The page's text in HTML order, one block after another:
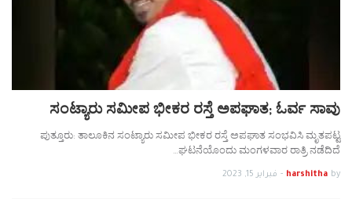
ಸಂಟ್ಯಾರು ಸಮೀಪ ಭೀಕರ ರಸ್ತೆ ಅಪಘಾತ; ಓರ್ವ ಸಾವು
ಪುತ್ತೂರು: ತಾಲೂಕಿನ ಸಂಟ್ಯಾರು ಸಮೀಪ ಭೀಕರ ರಸ್ತೆ ಅಪಘಾತ ಸಂಭವಿಸಿ ಮೃತಪಟ್ಟ
ಘಟನೆಯೊಂದು ಮಂಗಳವಾರ ರಾತ್ರಿ ನಡೆದಿದೆ…
by
harshitha
- فبراير 15, 2023